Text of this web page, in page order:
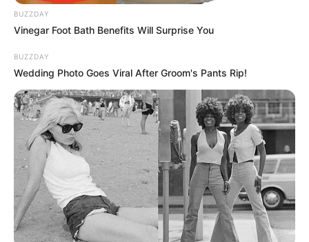
mas não garante
prejudicado os Agentes Comunitários de Saúde (ACS) e Agentes de
BUZZDAY
Vinegar Foot Bath Benefits Will Surprise You
BUZZDAY
Wedding Photo Goes Viral After Groom's Pants Rip!